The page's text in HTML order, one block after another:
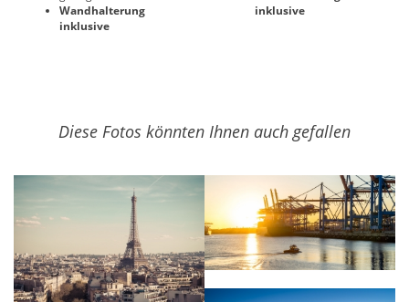
Wandhalterung
inklusive
inklusive
Diese Fotos könnten Ihnen auch gefallen